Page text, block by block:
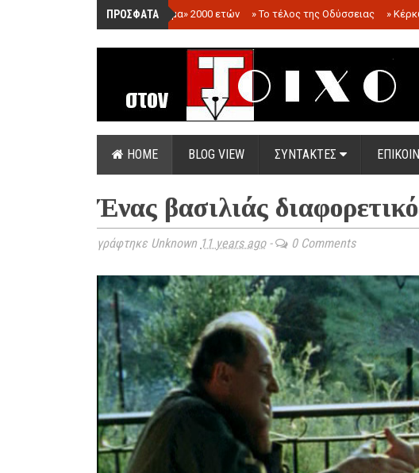
ΠΡΟΣΦΑΤΑ
»«Ολόγραμμα» 2000 ετών »Το τέλος της Οδύσσειας »
.
HOME BLOG VIEW ΣΥΝΤΑΚΤΕΣ
Ένας βασιλιάς
γράφτηκε Unknown 11 years ago- 0 Comments